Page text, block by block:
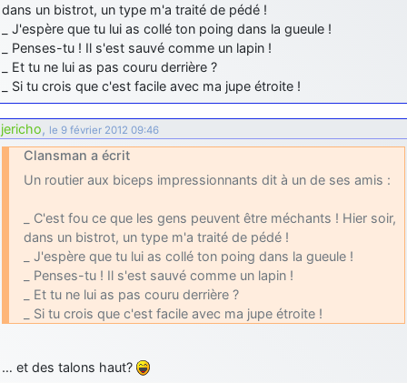
dans un bistrot, un type m'a traité de pédé !
_ J'espère que tu lui as collé ton poing dans la gueule !
_ Penses-tu ! Il s'est sauvé comme un lapin !
_ Et tu ne lui as pas couru derrière ?
_ Si tu crois que c'est facile avec ma jupe étroite !
jericho, le 9 février 2012 09:46
Clansman a écrit
Un routier aux biceps impressionnants dit à un de ses amis :
_ C'est fou ce que les gens peuvent être méchants ! Hier soir,
dans un bistrot, un type m'a traité de pédé !
_ J'espère que tu lui as collé ton poing dans la gueule !
_ Penses-tu ! Il s'est sauvé comme un lapin !
_ Et tu ne lui as pas couru derrière ?
_ Si tu crois que c'est facile avec ma jupe étroite !
… et des talons haut?